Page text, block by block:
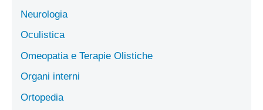
Neurologia
Oculistica
Omeopatia e Terapie Olistiche
Organi interni
Ortopedia